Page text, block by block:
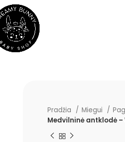
Pradžia Miegui
Medvilninė antklodė